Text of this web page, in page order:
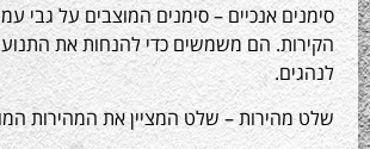
אנכיים – סימנים המוצבים על גבי עמודי תאורה
הם משמשים כדי להנחות את התנועה ולספק
– שלט המציין את המהירות המותרת